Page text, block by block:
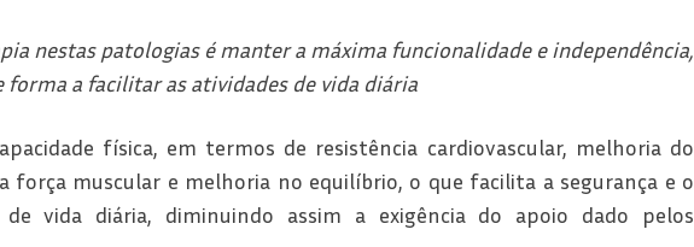
nestas patologias é manter a máxima funcionalidade e independência,
forma a facilitar as atividades de vida diária
física, em termos de resistência cardiovascular, melhoria do
força muscular e melhoria no equilíbrio, o que facilita a segurança e o
de vida diária, diminuindo assim a exigência do apoio dado pelos